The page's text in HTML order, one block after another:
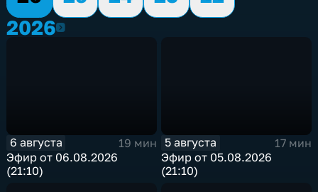
20262026
6 августа
19 мин
Эфир от 06.08.2026
(21:10)
5 августа
17 мин
Эфир от 05.08.2026
(21:10)